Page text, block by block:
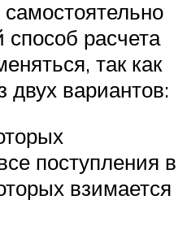
способ расчета
так как
вариантов:
поступления в
взимается